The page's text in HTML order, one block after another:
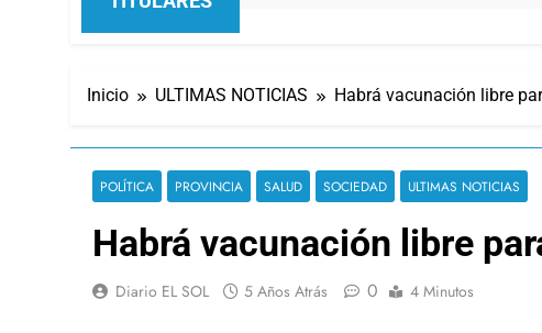
Inicio ULTIMAS NOTICIAS Habrá vacunación libre
POLÍTICA PROVINCIA SALUD SOCIEDAD ULTIMAS NOTICIAS
Habrá vacunación libre
Diario EL SOL 5 Años Atrás 0 4 Minutos